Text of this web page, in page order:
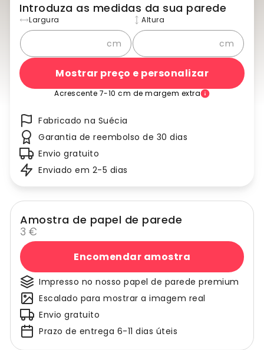
Introduza as medidas da sua parede
Largura
cm
Altura
cm
Mostrar preço e personalizar
Acrescente 7-10 cm de margem extra
Fabricado na Suécia
Garantia de reembolso de 30 dias
Envio gratuito
Enviado em 2-5 dias
Amostra de papel de parede
3 €
Encomendar amostra
Impresso no nosso papel de parede premium
Escalado para mostrar a imagem real
Envio gratuito
Prazo de entrega 6-11 dias úteis